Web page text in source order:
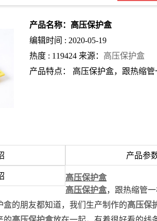
产品名称：高压保护盒
编辑时间 : 2020-05-19
热度 : 119424 来源： 高压保护盒
产品特点： 高压保护盒，跟热缩管
产品参
高压保护盒
高压保护盒，跟热缩管一
盒的朋友都知道，我们生产制作的高压保